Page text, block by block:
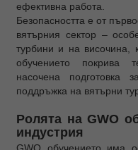
ефективна работа.
Безопасността е от
вятърния сектор –
турбини и на височина,
обучението покрива
насочена подготовка
поддръжка на вятърни
Ролята на GWO
индустрия